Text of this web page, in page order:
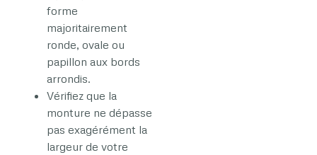
forme
majoritairement
ronde, ovale ou
papillon aux bords
arrondis.
Vérifiez que la
monture ne dépasse
pas exagérément la
largeur de votre